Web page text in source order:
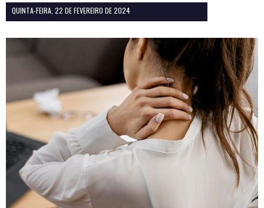
QUINTA-FEIRA, 22 DE FEVEREIRO DE 2024